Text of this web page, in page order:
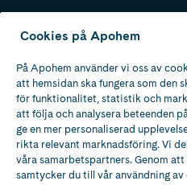
Ladda ner vår app
Apotek med tillstånd
av Läkemedelsverket
Cookies på Apohem
På Apohem använder vi oss av
att hemsidan ska fungera som den
för funktionalitet, statistik och
att följa och analysera beteenden
ge en mer personaliserad
rikta relevant marknadsföring. Vi
våra samarbetspartners. Genom
samtycker du till vår användning av